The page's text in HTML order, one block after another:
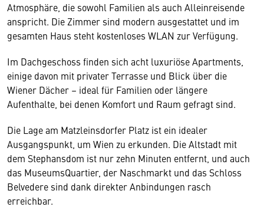
Atmosphäre, die sowohl Familien als auch Alleinreisende
anspricht. Die Zimmer sind modern ausgestattet und im
gesamten Haus steht kostenloses WLAN zur Verfügung.
Im Dachgeschoss finden sich acht luxuriöse Apartments,
einige davon mit privater Terrasse und Blick über die
Wiener Dächer – ideal für Familien oder längere
Aufenthalte, bei denen Komfort und Raum gefragt sind.
Die Lage am Matzleinsdorfer Platz ist ein idealer
Ausgangspunkt, um Wien zu erkunden. Die Altstadt mit
dem Stephansdom ist nur zehn Minuten entfernt, und auch
das MuseumsQuartier, der Naschmarkt und das Schloss
Belvedere sind dank direkter Anbindungen rasch
erreichbar.